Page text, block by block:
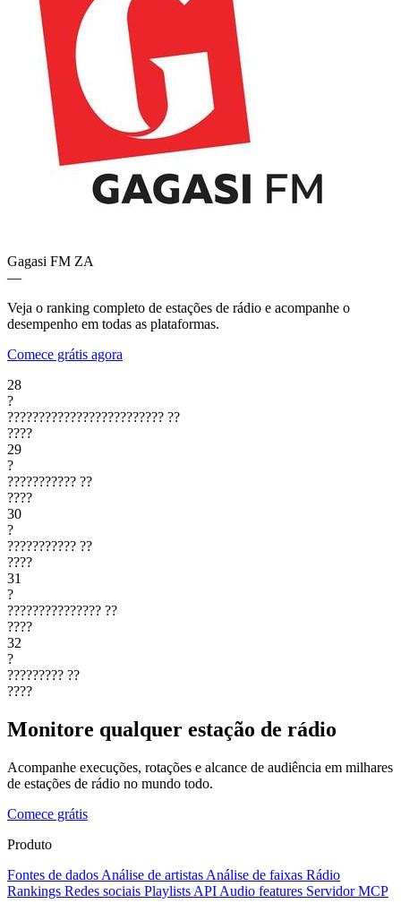
Gagasi FM ZA
—
Veja o ranking completo de estações de rádio e acompanhe o
desempenho em todas as plataformas.
Comece grátis agora
28
?
????????????????????????? ??
????
29
?
??????????? ??
????
30
?
??????????? ??
????
31
?
??????????????? ??
????
32
?
????????? ??
????
Monitore qualquer estação de rádio
Acompanhe execuções, rotações e alcance de audiência em milhares
de estações de rádio no mundo todo.
Comece grátis
Produto
Fontes de dados Análise de artistas Análise de faixas Rádio
Rankings Redes sociais Playlists API Audio features Servidor MCP